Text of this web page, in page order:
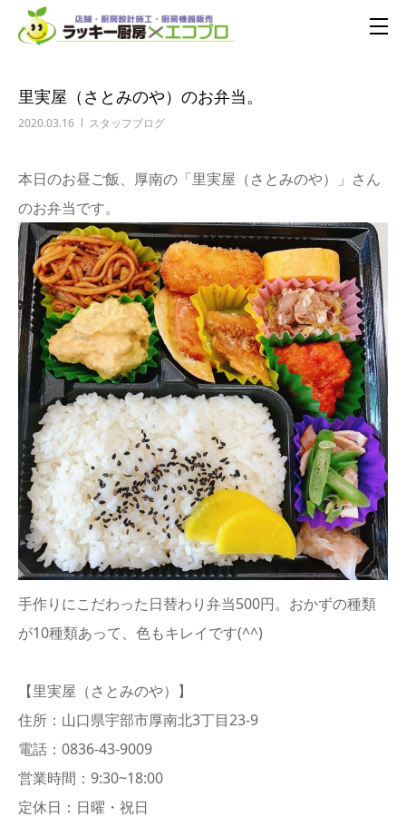
里実屋（さとみのや）のお弁当。
2020.03.16 スタッフブログ
本日のお昼ご飯、厚南の「里実屋（さとみのや）」さん
のお弁当です。
手作りにこだわった日替わり弁当500円。おかずの種類
が10種類あって、色もキレイです(^^)
【里実屋（さとみのや）】
住所：山口県宇部市厚南北3丁目23-9
電話：0836-43-9009
営業時間：9:30~18:00
定休日：日曜・祝日